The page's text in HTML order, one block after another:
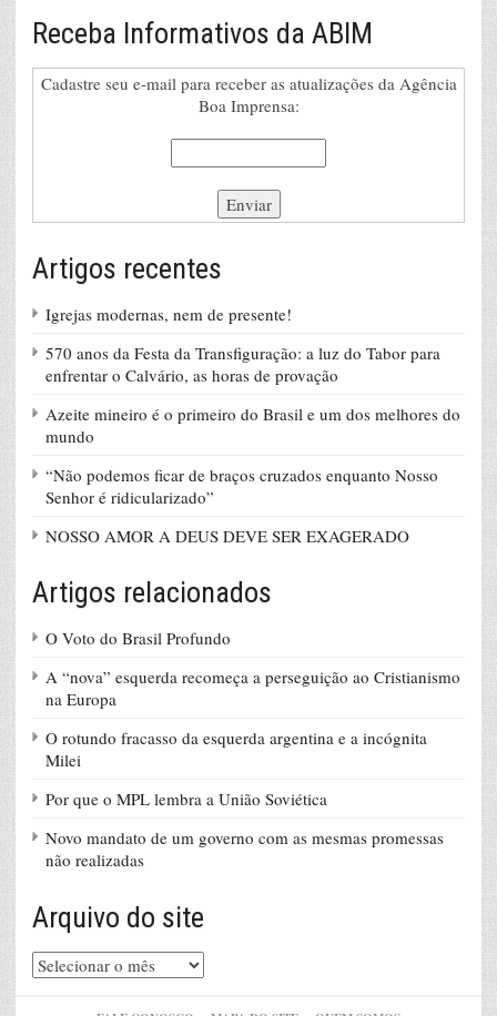
Receba Informativos da ABIM
Cadastre seu e-mail para receber as atualizações da Agência
Boa Imprensa:
Artigos recentes
Igrejas modernas, nem de presente!
570 anos da Festa da Transfiguração: a luz do Tabor para
enfrentar o Calvário, as horas de provação
Azeite mineiro é o primeiro do Brasil e um dos melhores do
mundo
“Não podemos ficar de braços cruzados enquanto Nosso
Senhor é ridicularizado”
NOSSO AMOR A DEUS DEVE SER EXAGERADO
Artigos relacionados
O Voto do Brasil Profundo
A “nova” esquerda recomeça a perseguição ao Cristianismo
na Europa
O rotundo fracasso da esquerda argentina e a incógnita
Milei
Por que o MPL lembra a União Soviética
Novo mandato de um governo com as mesmas promessas
não realizadas
Arquivo do site
Arquivo
do